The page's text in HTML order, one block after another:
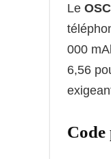
Le
000
6,56